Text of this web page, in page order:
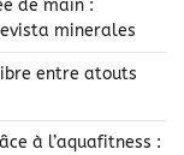
de main :
minerales
entre atouts
à l’aquafitness :